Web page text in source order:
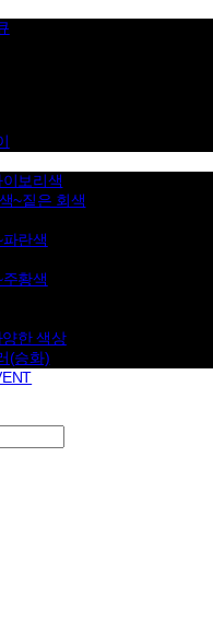
보리색
~짙은 회색
란색
황색
양한 색상
(승화)